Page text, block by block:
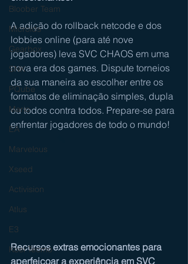
Bloober Team
Microids
Gearbox
SNK
PQube
Mario
EA
Marvelous
Xseed
Activision
Atlus
E3
Koei Tecmo
A adição do rollback netcode e dos
lobbies online (para até nove
jogadores) leva SVC CHAOS em uma
nova era dos games. Dispute torneios
da sua maneira ao escolher entre os
formatos de eliminação simples, dupla
ou todos contra todos. Prepare-se para
enfrentar jogadores de todo o mundo!
Recursos extras emocionantes para
aperfeiçoar a experiência em SVC